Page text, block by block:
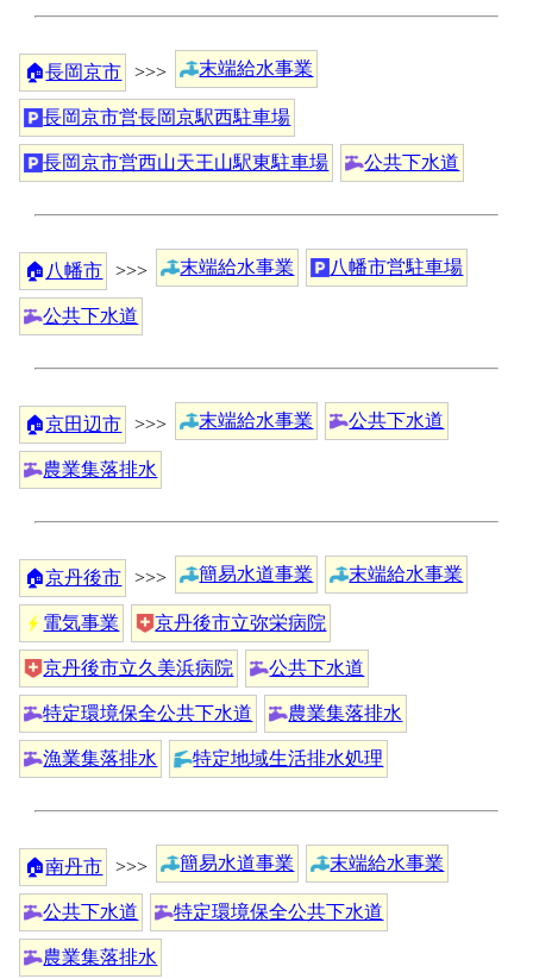
🏠長岡京市 >>> 末端給水事業
長岡京市営長岡京駅西駐車場
長岡京市営西山天王山駅東駐車場 公共下水道
🏠 八幡市 >>> 末端給水事業 八幡市営駐車場
公共下水道
🏠京田辺市 >>> 末端給水事業 公共下水道
農業集落排水
🏠京丹後市 >>> 簡易水道事業 末端給水事業
電気事業 京丹後市立弥栄病院
京丹後市立久美浜病院 公共下水道
特定環境保全公共下水道 農業集落排水
漁業集落排水 特定地域生活排水処理
🏠南丹市 >>> 簡易水道事業 末端給水事業
公共下水道 特定環境保全公共下水道
農業集落排水